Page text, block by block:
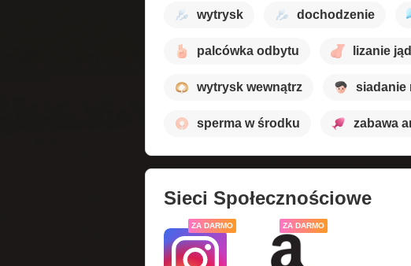
wytrysk dochodzenie
palcówka odbytu lizanie
wytrysk wewnątrz siadanie
sperma w środku zabawa
Sieci Społecznościowe
ZA DARMO ZA DARMO